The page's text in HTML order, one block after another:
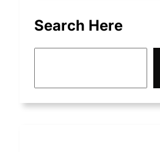
Search Here